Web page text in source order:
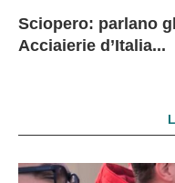
Sciopero: parlano
Acciaierie d’Italia...